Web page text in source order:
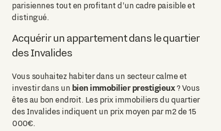
parisiennes tout en profitant d'un cadre paisible et
distingué.
Acquérir un appartement dans le quartier
des Invalides
Vous souhaitez habiter dans un secteur calme et
investir dans un bien immobilier prestigieux? Vous
êtes au bon endroit. Les prix immobiliers du quartier
des Invalides indiquent un prix moyen par m2 de 15
000€.